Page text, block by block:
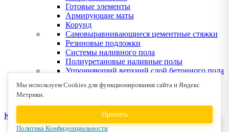
Готовые элементы
Армирующие маты
Корунд
Самовыравнивающиеся цементные стяжки
Резиновые подложки
Системы наливного пола
Полиуретановые наливные полы
Упрочняющий верхний слой бетонного пола
Клея для деревянных полов
КОНТАКТЫ
Мы используем Cookies для функционирования сайта и Яндекс
Метрики.
Принять
Политика Конфиденциальности